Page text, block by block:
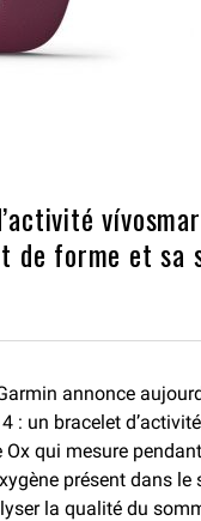
de forme et sa
annonce
: un bracelet
Ox qui mesure
présent dans le
la qualité du